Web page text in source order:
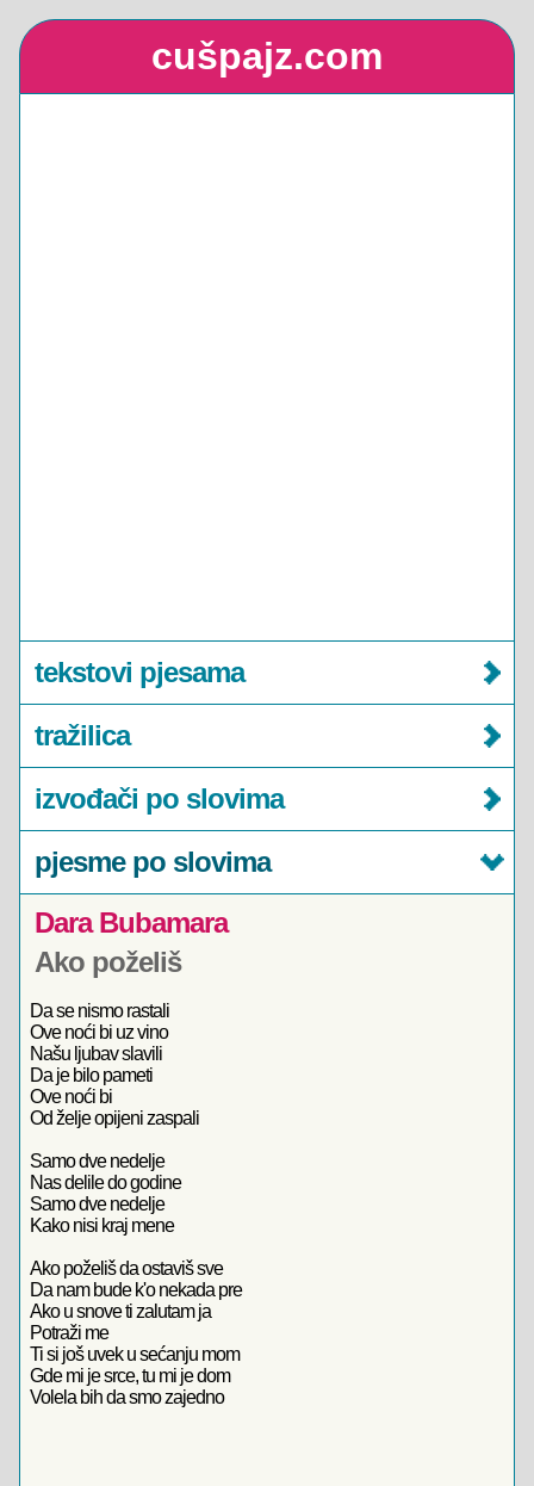
cušpajz.com
tekstovi pjesama
tražilica
izvođači po slovima
pjesme po slovima
Dara Bubamara
Ako poželiš
Da se nismo rastali
Ove noći bi uz vino
Našu ljubav slavili
Da je bilo pameti
Ove noći bi
Od želje opijeni zaspali
Samo dve nedelje
Nas delile do godine
Samo dve nedelje
Kako nisi kraj mene
Ako poželiš da ostaviš sve
Da nam bude k'o nekada pre
Ako u snove ti zalutam ja
Potraži me
Ti si još uvek u sećanju mom
Gde mi je srce, tu mi je dom
Volela bih da smo zajedno